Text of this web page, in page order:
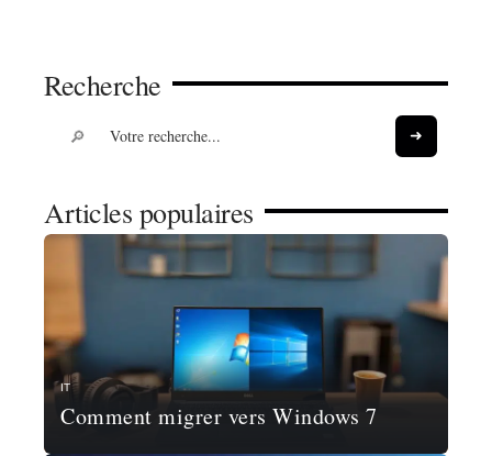
Recherche
Articles populaires
IT
Comment migrer vers Windows 7